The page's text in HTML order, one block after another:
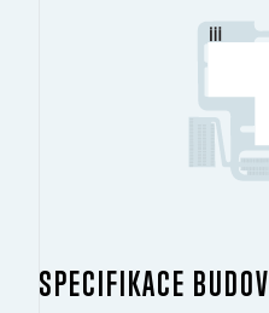
SPECIFIKACE BUDOV